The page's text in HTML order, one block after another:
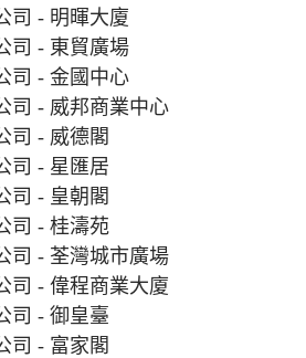
司 - 明暉大廈
司 - 東貿廣場
司 - 金國中心
司 - 威邦商業中心
司 - 威德閣
司 - 星匯居
司 - 皇朝閣
司 - 桂濤苑
司 - 荃灣城市廣場
司 - 偉程商業大廈
司 - 御皇臺
司 - 富家閣